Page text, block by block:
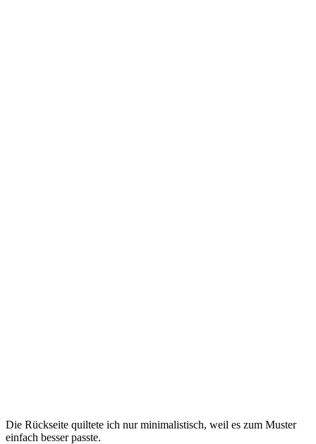
Die Rückseite quiltete ich nur minimalistisch, weil es zum Muster
einfach besser passte.